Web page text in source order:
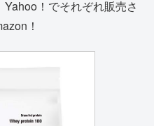
！でそれぞれ販売さ
！